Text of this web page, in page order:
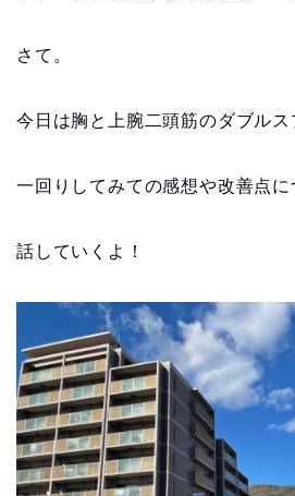
さて。
今日は胸と上腕二頭筋のダブルス
一回りしてみての感想や改善点に
話していくよ！